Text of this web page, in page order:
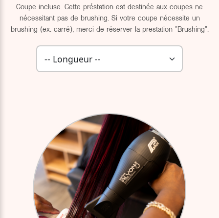
Coupe incluse. Cette préstation est destinée aux coupes ne
nécessitant pas de brushing. Si votre coupe nécessite un
brushing (ex. carré), merci de réserver la prestation "Brushing".